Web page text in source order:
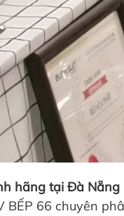
hãng tại Đà Nẵng
BẾP 66 chuyên